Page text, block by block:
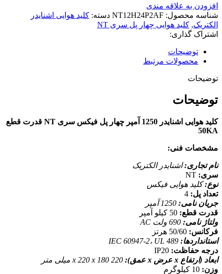
افزودن به علاقه مندی
شناسه محصول: NT12H24P2AF دسته: کلید هوایی اشنایدر
الکتریک, کلید هوایی چهار پل سری NT
اشتراک گذاری:
توضیحات
محصولات مرتبط
توضیحات
توضیحات
کلید هوایی اشنایدر 1250 آمپر چهار پل فیکس سری NT قدرت قطع
50KA
مشخصات فنی:
نام تجاری:اشنایدر الکتریک
سری:
نوع:کلید هوایی فیکس
تعداد پل:
جریان نامی:
قدرت قطع:
ولتاژ نامی:
فرکانس:
استانداردها:
درجه حفاظت:
ابعاد (ارتفاع x عرض x عمق):
وزن: